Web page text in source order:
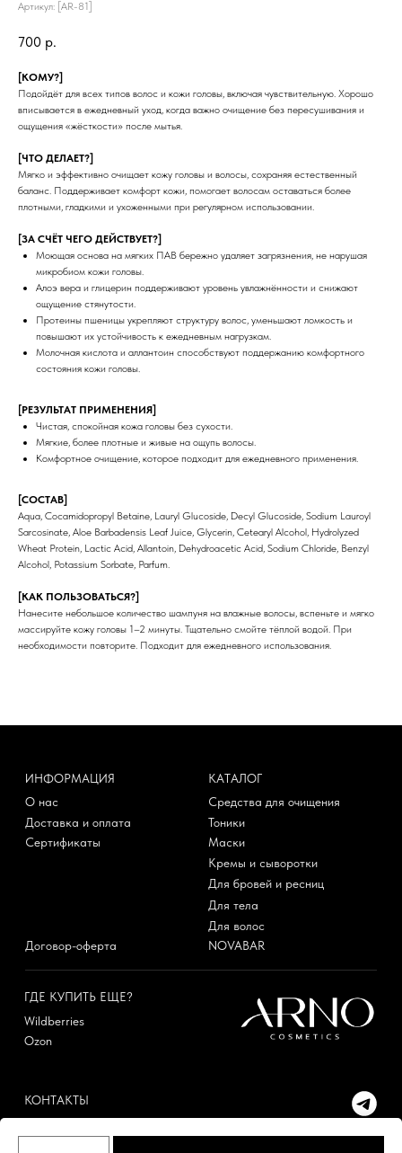
Артикул: [AR-81]
700 р.
[КОМУ?]
Подойдёт для всех типов волос и кожи головы, включая чувствительную. Хорошо
вписывается в ежедневный уход, когда важно очищение без пересушивания и
ощущения «жёсткости» после мытья.
[ЧТО ДЕЛАЕТ?]
Мягко и эффективно очищает кожу головы и волосы, сохраняя естественный
баланс. Поддерживает комфорт кожи, помогает волосам оставаться более
плотными, гладкими и ухоженными при регулярном использовании.
[ЗА СЧЁТ ЧЕГО ДЕЙСТВУЕТ?]
Моющая основа на мягких ПАВ бережно удаляет загрязнения, не нарушая
микробиом кожи головы.
Алоэ вера и глицерин поддерживают уровень увлажнённости и снижают
ощущение стянутости.
Протеины пшеницы укрепляют структуру волос, уменьшают ломкость и
повышают их устойчивость к ежедневным нагрузкам.
Молочная кислота и аллантоин способствуют поддержанию комфортного
состояния кожи головы.
[РЕЗУЛЬТАТ ПРИМЕНЕНИЯ]
Чистая, спокойная кожа головы без сухости.
Мягкие, более плотные и живые на ощупь волосы.
Комфортное очищение, которое подходит для ежедневного применения.
[СОСТАВ]
Aqua, Cocamidopropyl Betaine, Lauryl Glucoside, Decyl Glucoside, Sodium Lauroyl
Sarcosinate, Aloe Barbadensis Leaf Juice, Glycerin, Cetearyl Alcohol, Hydrolyzed
Wheat Protein, Lactic Acid, Allantoin, Dehydroacetic Acid, Sodium Chloride, Benzyl
Alcohol, Potassium Sorbate, Parfum.
[КАК ПОЛЬЗОВАТЬСЯ?]
Нанесите небольшое количество шампуня на влажные волосы, вспеньте и мягко
массируйте кожу головы 1–2 минуты. Тщательно смойте тёплой водой. При
необходимости повторите. Подходит для ежедневного использования.